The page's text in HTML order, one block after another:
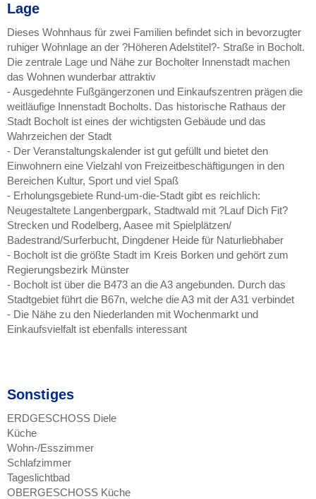
Lage
Dieses Wohnhaus für zwei Familien befindet sich in bevorzugter
ruhiger Wohnlage an der ?Höheren Adelstitel?- Straße in Bocholt.
Die zentrale Lage und Nähe zur Bocholter Innenstadt machen
das Wohnen wunderbar attraktiv
- Ausgedehnte Fußgängerzonen und Einkaufszentren prägen die
weitläufige Innenstadt Bocholts. Das historische Rathaus der
Stadt Bocholt ist eines der wichtigsten Gebäude und das
Wahrzeichen der Stadt
- Der Veranstaltungskalender ist gut gefüllt und bietet den
Einwohnern eine Vielzahl von Freizeitbeschäftigungen in den
Bereichen Kultur, Sport und viel Spaß
- Erholungsgebiete Rund-um-die-Stadt gibt es reichlich:
Neugestaltete Langenbergpark, Stadtwald mit ?Lauf Dich Fit?
Strecken und Rodelberg, Aasee mit Spielplätzen/
Badestrand/Surferbucht, Dingdener Heide für Naturliebhaber
- Bocholt ist die größte Stadt im Kreis Borken und gehört zum
Regierungsbezirk Münster
- Bocholt ist über die B473 an die A3 angebunden. Durch das
Stadtgebiet führt die B67n, welche die A3 mit der A31 verbindet
- Die Nähe zu den Niederlanden mit Wochenmarkt und
Einkaufsvielfalt ist ebenfalls interessant
Sonstiges
ERDGESCHOSS Diele
Küche
Wohn-/Esszimmer
Schlafzimmer
Tageslichtbad
OBERGESCHOSS Küche